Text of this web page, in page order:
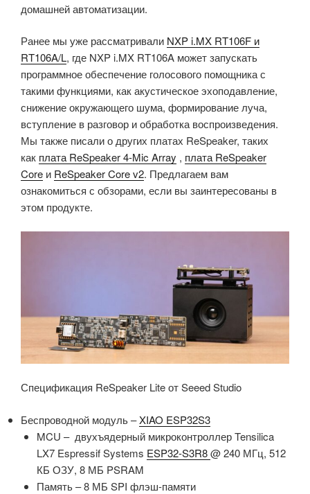
домашней автоматизации.
Ранее мы уже рассматривали NXP i.MX RT106F и
RT106A/L, где NXP i.MX RT106A может запускать
программное обеспечение голосового помощника с
такими функциями, как акустическое эхоподавление,
снижение окружающего шума, формирование луча,
вступление в разговор и обработка воспроизведения.
Мы также писали о других платах ReSpeaker, таких
как плата ReSpeaker 4-Mic Array , плата ReSpeaker
Core и ReSpeaker Core v2. Предлагаем вам
ознакомиться с обзорами, если вы заинтересованы в
этом продукте.
Спецификация ReSpeaker Lite от Seeed Studio
Беспроводной модуль –XIAO ESP32S3
MCU – двухъядерный микроконтроллер Tensilica
LX7 Espressif Systems ESP32-S3R8@ 240 МГц, 512
КБ ОЗУ, 8 МБ PSRAM
Память – 8 МБ SPI флэш-памяти